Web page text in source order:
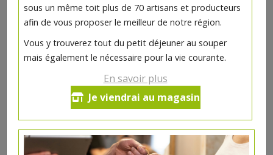
sous un même toit plus de 70 artisans et producteurs
afin de vous proposer le meilleur de notre région.
Vous y trouverez tout du petit déjeuner au souper
mais également le nécessaire pour la vie courante.
En savoir plus
Je viendrai au magasin
Foie de veau en tranche
- 1 pc +
9.2€